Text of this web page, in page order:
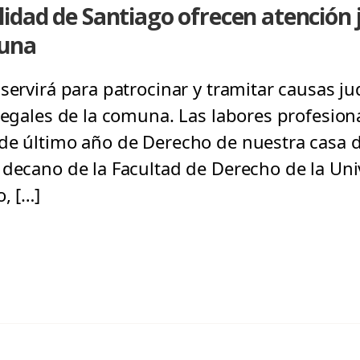
de Santiago ofrecen
para patrocinar y tramitar causas
de la comuna. Las labores
último año de Derecho de nuestra casa
de la Facultad de Derecho de la
[…]